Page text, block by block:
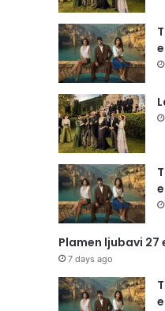
Plamen ljubavi 27
7 days ago